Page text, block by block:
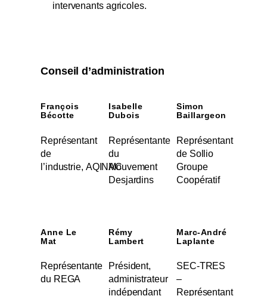
intervenants agricoles.
Conseil d’administration
François
Bécotte
Représentant
de
l’industrie, AQINAC
Isabelle
Dubois
Représentante
du
Mouvement
Desjardins
Simon
Baillargeon
Représentant
de Sollio
Groupe
Coopératif
Anne Le
Mat
Représentante
du REGA
Rémy
Lambert
Président,
administrateur
indépendant
Marc-André
Laplante
SEC-TRES
–
Représentant